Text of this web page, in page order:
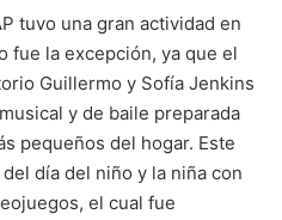
tuvo una gran actividad en
fue la excepción, ya que el
Guillermo y Sofía Jenkins
y de baile preparada
pequeños del hogar. Este
día del niño y la niña con
el cual fue